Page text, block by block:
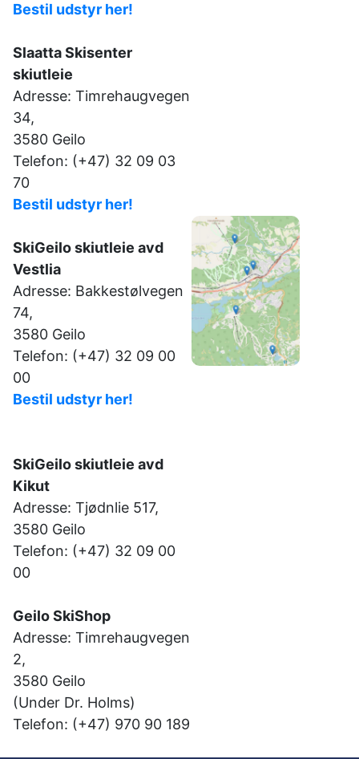
Bestil udstyr her!
Slaatta Skisenter
skiutleie
Adresse: Timrehaugvegen
34,
3580 Geilo
Telefon: (+47) 32 09 03
70
Bestil udstyr her!
SkiGeilo skiutleie avd
Vestlia
Adresse: Bakkestølvegen
74,
3580 Geilo
Telefon: (+47) 32 09 00
00
Bestil udstyr her!
SkiGeilo skiutleie avd
Kikut
Adresse: Tjødnlie 517,
3580 Geilo
Telefon: (+47) 32 09 00
00
Geilo SkiShop
Adresse: Timrehaugvegen
2,
3580 Geilo
(Under Dr. Holms)
Telefon: (+47) 970 90 189